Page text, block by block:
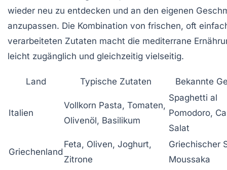
wieder neu zu entdecken und an den eigenen
anzupassen. Die Kombination von frischen, oft
verarbeiteten Zutaten macht die mediterrane
leicht zugänglich und gleichzeitig vielseitig.
Land Typische Zutaten Bekannte
Italien
Vollkorn Pasta, Tomaten,
Olivenöl, Basilikum
Spaghetti al
Pomodoro,
Salat
Griechenland
Feta, Oliven, Joghurt,
Zitrone
Griechischer
Moussaka